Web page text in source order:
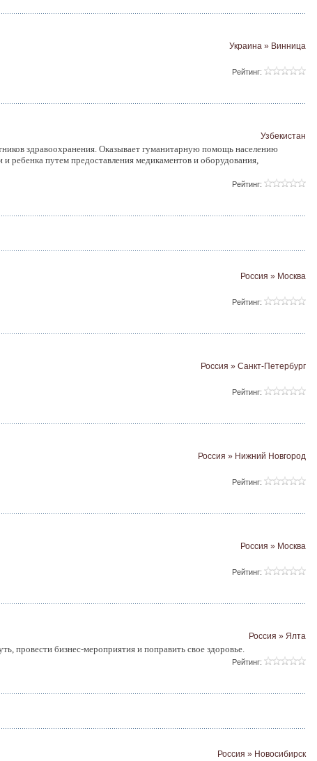
Украина » Винница
Рейтинг:
Узбекистан
здравоохранения. Оказывает гуманитарную помощь населению
ребенка путем предоставления медикаментов и оборудования,
Рейтинг:
Россия » Москва
Рейтинг:
Россия » Санкт-Петербург
Рейтинг:
Россия » Нижний Новгород
Рейтинг:
Россия » Москва
Рейтинг:
Россия » Ялта
провести бизнес-мероприятия и поправить свое здоровье.
Рейтинг:
Россия » Новосибирск